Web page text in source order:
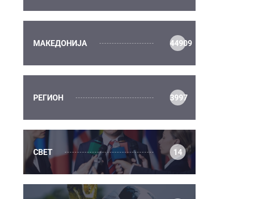
МАКЕДОНИЈА 44909
РЕГИОН 3997
СВЕТ 14